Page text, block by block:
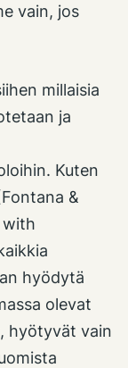
vain, jos
millaisia
ja
Kuten
&
with
hyödytä
olevat
hyötyvät vain